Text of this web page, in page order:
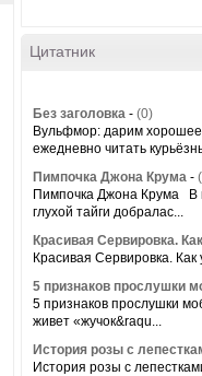
Цитатник
Без заголовка - (0)
Вульфмор: дарим
ежедневно читать
Пимпочка Джона Крума -
Пимпочка Джона Крума В
глухой тайги добралас...
Красивая Сервировка.
Красивая Сервировка.
5 признаков прослушки
5 признаков прослушки
живет «жучок&raqu...
История розы с
История розы с